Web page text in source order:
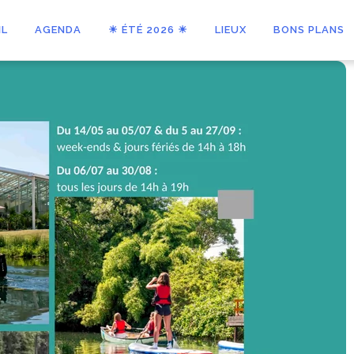
AGENDA ☀ ÉTÉ 2026 ☀ LIEUX BONS PLANS